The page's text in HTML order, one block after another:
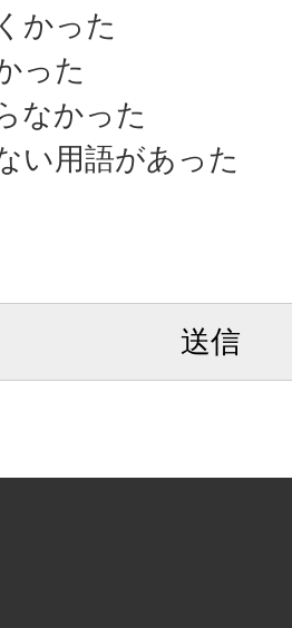
かった
った
なかった
い用語があった